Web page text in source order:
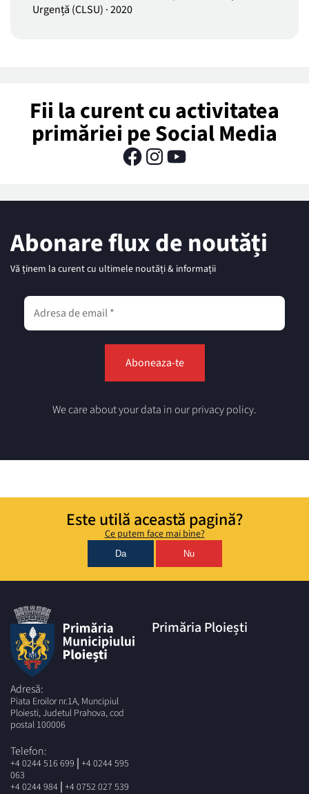
Urgență (CLSU) ·2020
Fii la curent cu activitatea
primăriei pe Social Media
Abonare flux de noutăți
Vă ținem la curent cu ultimele noutăți & informații
We care about your data in our privacy policy.
Este utilă această pagină?
Ce putem face mai bine?
Da Nu
Adresă:
Piata Eroilor nr.1A, Muncipiul
Ploiesti, Judetul Prahova, cod
postal 100006
Telefon:
+4 0244 516 699 | +4 0244 595
063
+4 0244 984 | +4 0752 027 539
Primăria Ploiești